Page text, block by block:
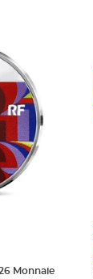
Monnaie